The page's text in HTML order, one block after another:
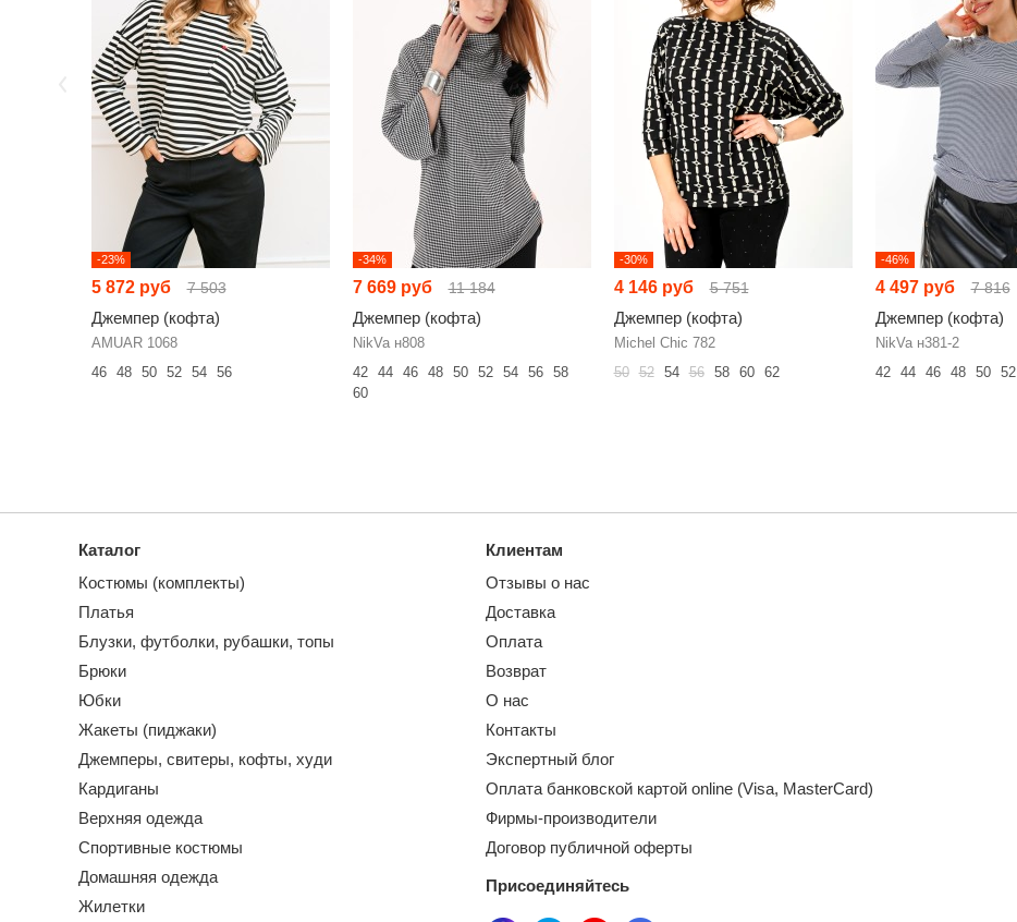
-23%
5 872 руб 7 503
Джемпер (кофта)
AMUAR 1068
46
48 50 52 54 56
-34%
7 669 руб 11 184
Джемпер (кофта)
NikVa н808
42
44 46 48 50 52 54 56
58
60
-30%
4 146 руб 5 751
Джемпер (кофта)
Michel Chic 782
50 52 54 56 58 60 62
-46%
4 497 руб 7 816
Джемпер (кофта)
NikVa н381-2
42
44 46 48 50 52
Каталог
Костюмы (комплекты)
Платья
Блузки, футболки, рубашки, топы
Брюки
Юбки
Жакеты (пиджаки)
Джемперы, свитеры, кофты, худи
Кардиганы
Верхняя одежда
Спортивные костюмы
Домашняя одежда
Жилетки
Клиентам
Отзывы о нас
Доставка
Оплата
Возврат
О нас
Контакты
Экспертный блог
Оплата банковской картой online (Visa, MasterCard)
Фирмы-производители
Договор публичной оферты
Присоединяйтесь